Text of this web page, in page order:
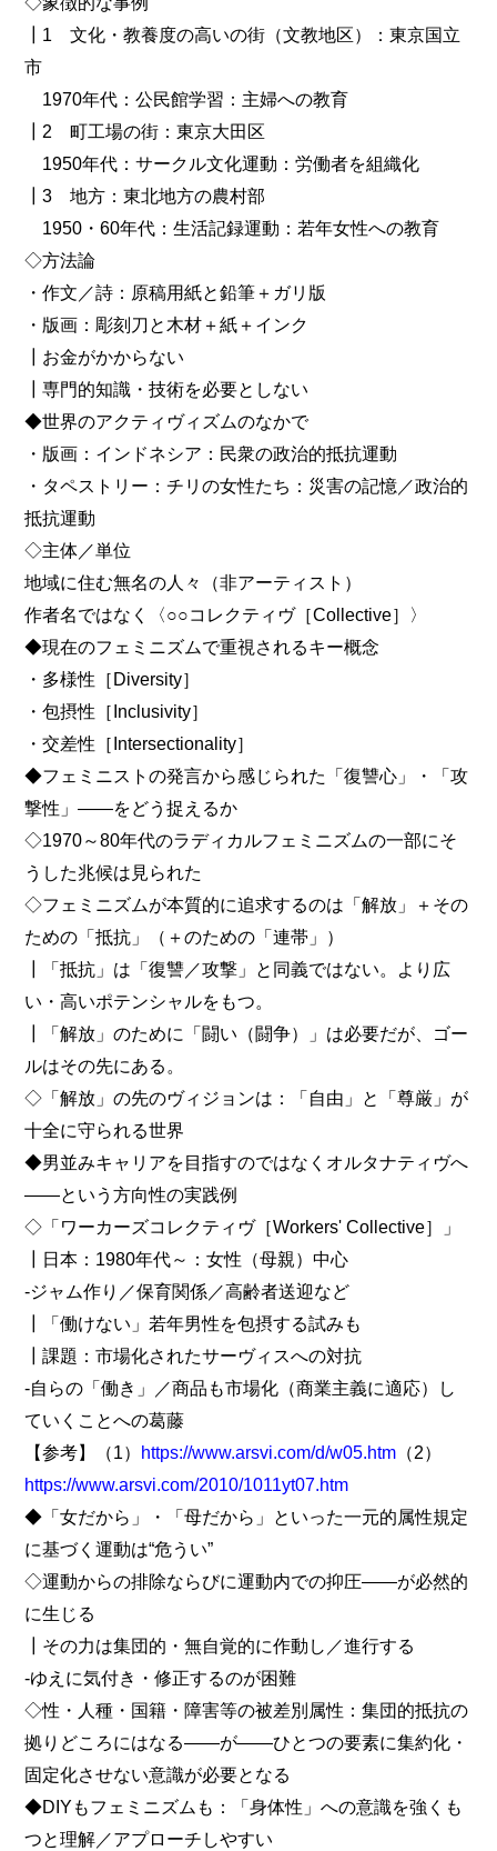
┃1 文化・教養度の高いの街（文教地区）：東京国立
市
1970年代：公民館学習：主婦への教育
┃2 町工場の街：東京大田区
1950年代：サークル文化運動：労働者を組織化
┃3 地方：東北地方の農村部
1950・60年代：生活記録運動：若年女性への教育
◇方法論
・作文／詩：原稿用紙と鉛筆＋ガリ版
・版画：彫刻刀と木材＋紙＋インク
┃お金がかからない
┃専門的知識・技術を必要としない
◆世界のアクティヴィズムのなかで
・版画：インドネシア：民衆の政治的抵抗運動
・タペストリー：チリの女性たち：災害の記憶／政治的
抵抗運動
◇主体／単位
地域に住む無名の人々（非アーティスト）
作者名ではなく〈○○コレクティヴ［Collective］〉
◆現在のフェミニズムで重視されるキー概念
・多様性［Diversity］
・包摂性［Inclusivity］
・交差性［Intersectionality］
◆フェミニストの発言から感じられた「復讐心」・「攻
撃性」――をどう捉えるか
◇1970～80年代のラディカルフェミニズムの一部にそ
うした兆候は見られた
◇フェミニズムが本質的に追求するのは「解放」＋その
ための「抵抗」（＋のための「連帯」）
┃「抵抗」は「復讐／攻撃」と同義ではない。より広
い・高いポテンシャルをもつ。
┃「解放」のために「闘い（闘争）」は必要だが、ゴー
ルはその先にある。
◇「解放」の先のヴィジョンは：「自由」と「尊厳」が
十全に守られる世界
◆男並みキャリアを目指すのではなくオルタナティヴへ
――という方向性の実践例
◇「ワーカーズコレクティヴ［Workers' Collective］」
┃日本：1980年代～：女性（母親）中心
‐ジャム作り／保育関係／高齢者送迎など
┃「働けない」若年男性を包摂する試みも
┃課題：市場化されたサーヴィスへの対抗
‐自らの「働き」／商品も市場化（商業主義に適応）し
ていくことへの葛藤
【参考】（1） https://www.arsvi.com/d/w05.htm （2）
https://www.arsvi.com/2010/1011yt07.htm
◆「女だから」・「母だから」といった一元的属性規定
に基づく運動は“危うい”
◇運動からの排除ならびに運動内での抑圧――が必然的
に生じる
┃その力は集団的・無自覚的に作動し／進行する
‐ゆえに気付き・修正するのが困難
◇性・人種・国籍・障害等の被差別属性：集団的抵抗の
拠りどころにはなる――が――ひとつの要素に集約化・
固定化させない意識が必要となる
◆DIYもフェミニズムも：「身体性」への意識を強くも
つと理解／アプローチしやすい